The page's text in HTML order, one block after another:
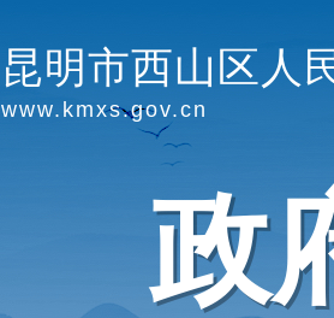
昆明市西山区人
www.kmxs.gov.cn
政